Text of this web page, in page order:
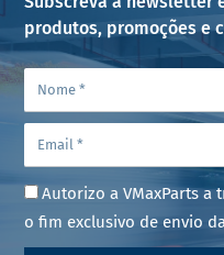
produtos, promoções e
Autorizo a VMaxParts a
o fim exclusivo de envio